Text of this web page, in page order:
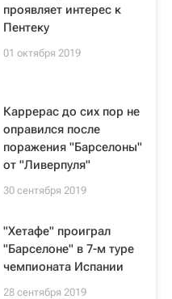
проявляет интерес к
Пентеку
01 октября 2019
Каррерас до сих пор не
оправился после
поражения "Барселоны"
от "Ливерпуля"
30 сентября 2019
"Хетафе" проиграл
"Барселоне" в 7-м туре
чемпионата Испании
28 сентября 2019